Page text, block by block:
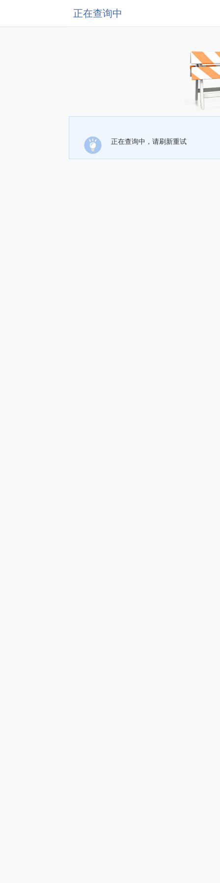
正在查询中
正在查询中，请刷新重试